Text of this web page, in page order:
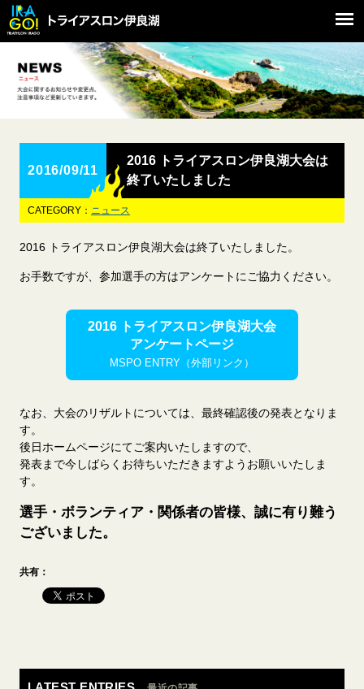
2016/09/11
2016 トライアスロン伊良湖大会は
終了いたしました
CATEGORY： ニュース
2016 トライアスロン伊良湖大会は終了いたしました。
お手数ですが、参加選手の方はアンケートにご協力ください。
2016 トライアスロン伊良湖大会
アンケートページ
MSPO ENTRY（外部リンク）
なお、大会のリザルトについては、最終確認後の発表となりま
す。
後日ホームページにてご案内いたしますので、
発表まで今しばらくお待ちいただきますようお願いいたしま
す。
選手・ボランティア・関係者の皆様、誠に有り難う
ございました。
共有：